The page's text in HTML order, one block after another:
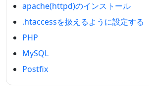
apache(httpd)のインストール
.htaccessを扱えるように設定する
PHP
MySQL
Postfix